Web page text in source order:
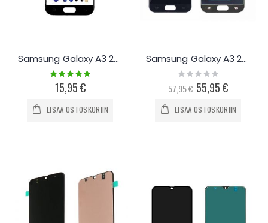
Samsung Galaxy A3 2017 Näytönlasi ja työkalut
Rating:
100%
15,95 €
LISÄÄ OSTOSKORIIN
Samsung Galaxy A3 2017 näyttö ja kosketuspaneeli
Rating:
57,95 € Special
Price
55,95 €
LISÄÄ OSTOSKORIIN